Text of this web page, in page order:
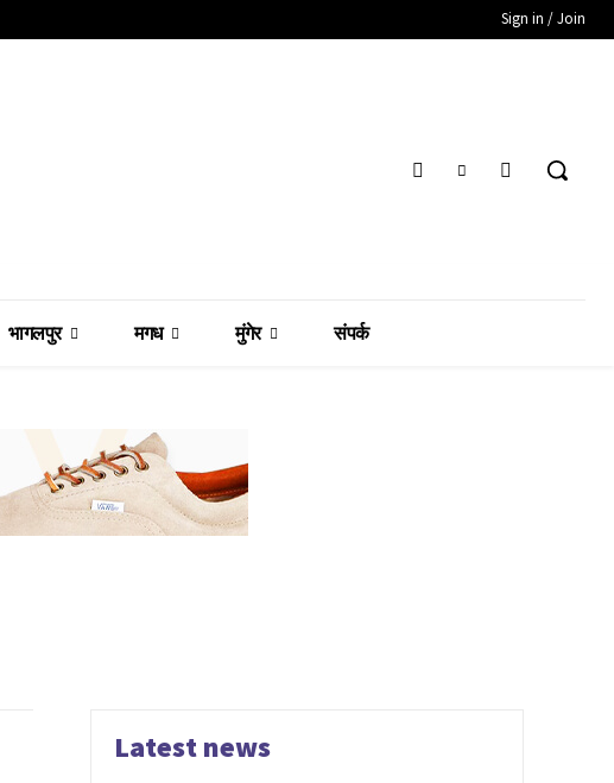
Sign in / Join
भागलपुर मगध मुंगेर संपर्क
Latest news